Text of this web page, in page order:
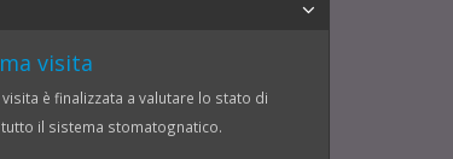
visita
è finalizzata a valutare lo stato di
il sistema stomatognatico.